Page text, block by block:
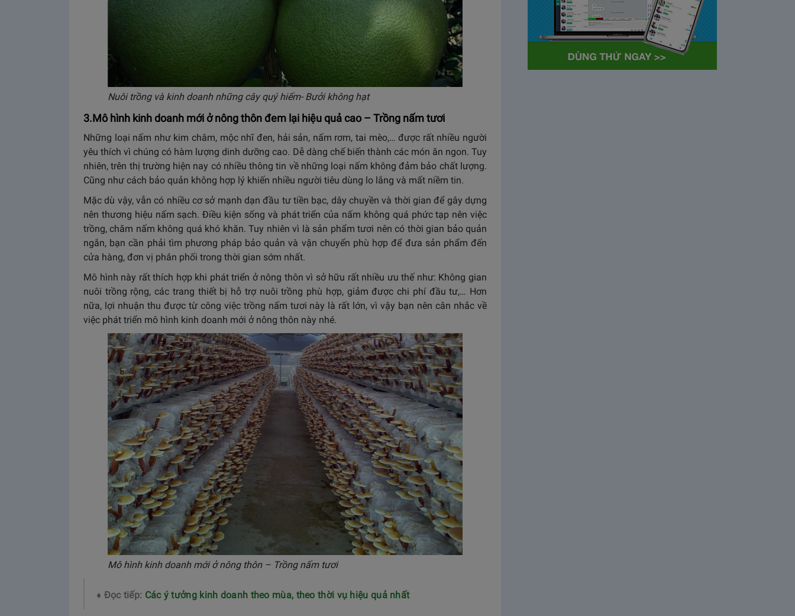
Nuôi trồng và kinh doanh những cây quý hiếm- Bưởi không hạt
3.Mô hình kinh doanh mới ở nông thôn đem lại hiệu quả cao – Trồng nấm tươi
Những loại nấm như kim châm, mộc nhĩ đen, hải sản, nấm rơm, tai mèo,… được rất nhiều người
yêu thích vì chúng có hàm lượng dinh dưỡng cao. Dễ dàng chế biến thành các món ăn ngon. Tuy
nhiên, trên thị trường hiện nay có nhiều thông tin về những loại nấm không đảm bảo chất lượng.
Cũng như cách bảo quản không hợp lý khiến nhiều người tiêu dùng lo lắng và mất niềm tin.
Mặc dù vậy, vẫn có nhiều cơ sở mạnh dạn đầu tư tiền bạc, dây chuyền và thời gian để gây dựng
nên thương hiệu nấm sạch. Điều kiện sống và phát triển của nấm không quá phức tạp nên việc
trồng, chăm nấm không quá khó khăn. Tuy nhiên vì là sản phẩm tươi nên có thời gian bảo quản
ngắn, bạn cần phải tìm phương pháp bảo quản và vận chuyển phù hợp để đưa sản phẩm đến
cửa hàng, đơn vị phân phối trong thời gian sớm nhất.
Mô hình này rất thích hợp khi phát triển ở nông thôn vì sở hữu rất nhiều ưu thế như: Không gian
nuôi trồng rộng, các trang thiết bị hỗ trợ nuôi trồng phù hợp, giảm được chi phí đầu tư,… Hơn
nữa, lợi nhuận thu được từ công việc trồng nấm tươi này là rất lớn, vì vậy bạn nên cân nhắc về
việc phát triển mô hình kinh doanh mới ở nông thôn này nhé.
Mô hình kinh doanh mới ở nông thôn – Trồng nấm tươi
♦ Đọc tiếp: Các ý tưởng kinh doanh theo mùa, theo thời vụ hiệu quả nhất
26/05/2020
62308
Bỏ ẩn cuộc trò chuyện là tính
năng khá…